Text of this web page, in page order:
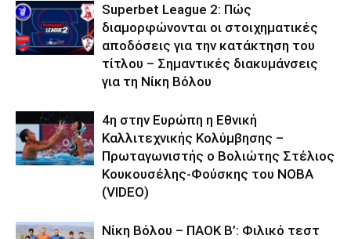
Superbet League 2: Πώς
διαμορφώνονται οι στοιχηματικές
αποδόσεις για την κατάκτηση του
τίτλου – Σημαντικές διακυμάνσεις
για τη Νίκη Βόλου
4η στην Ευρώπη η Εθνική
Καλλιτεχνικής Κολύμβησης –
Πρωταγωνιστής ο Βολιώτης Στέλιος
Κουκουσέλης-Φούσκης του ΝΟΒΑ
(VIDEO)
Νίκη Βόλου – ΠΑΟΚ Β’: Φιλικό τεστ